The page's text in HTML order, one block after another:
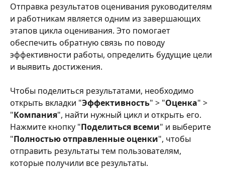
Отправка результатов оценивания руководителям
и работникам является одним из завершающих
этапов цикла оценивания. Это помогает
обеспечить обратную связь по поводу
эффективности работы, определить будущие цели
и выявить достижения.
Чтобы поделиться результатами, необходимо
открыть вкладки "Эффективность" > "Оценка" >
"Компания", найти нужный цикл и открыть его.
Нажмите кнопку "Поделиться всеми" и выберите
"Полностью отправленные оценки", чтобы
отправить результаты тем пользователям,
которые получили все результаты.